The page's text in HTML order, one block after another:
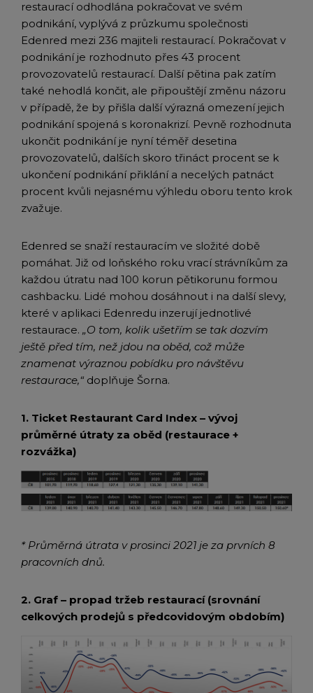
restaurací odhodlána pokračovat ve svém
podnikání, vyplývá z průzkumu společnosti
Edenred mezi 236 majiteli restaurací. Pokračovat v
podnikání je rozhodnuto přes 43 procent
provozovatelů restaurací. Další pětina pak zatím
také nehodlá končit, ale připouštějí změnu názoru
v případě, že by přišla další výrazná omezení jejich
podnikání spojená s koronakrizí. Pevně rozhodnuta
ukončit podnikání je nyní téměř desetina
provozovatelů, dalších skoro třináct procent se k
ukončení podnikání přiklání a necelých patnáct
procent kvůli nejasnému výhledu oboru tento krok
zvažuje.
Edenred se snaží restauracím ve složité době
pomáhat. Již od loňského roku vrací strávníkům za
každou útratu nad 100 korun pětikorunu formou
cashbacku. Lidé mohou dosáhnout i na další slevy,
které v aplikaci Edenredu inzerují jednotlivé
restaurace. „O tom, kolik ušetřím se tak dozvím
ještě před tím, než jdou na oběd, což může
znamenat výraznou pobídku pro návštěvu
restaurace,“ doplňuje Šorna.
1. Ticket Restaurant Card Index – vývoj
průměrné útraty za oběd (restaurace +
rozvážka)
* Průměrná útrata v prosinci 2021 je za prvních 8
pracovních dnů.
2. Graf – propad tržeb restaurací (srovnání
celkových prodejů s předcovidovým obdobím)